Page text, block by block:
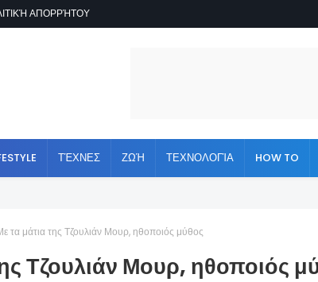
ΑΠΟΡΡΉΤΟΥ
ΤΈΧΝΕΣ ΖΩΉ ΤΕΧΝΟΛΟΓΊΑ HOW TO
τα μάτια της Τζουλιάν Μουρ, ηθοποιός μύθος
Τζουλιάν Μουρ, ηθοποιός